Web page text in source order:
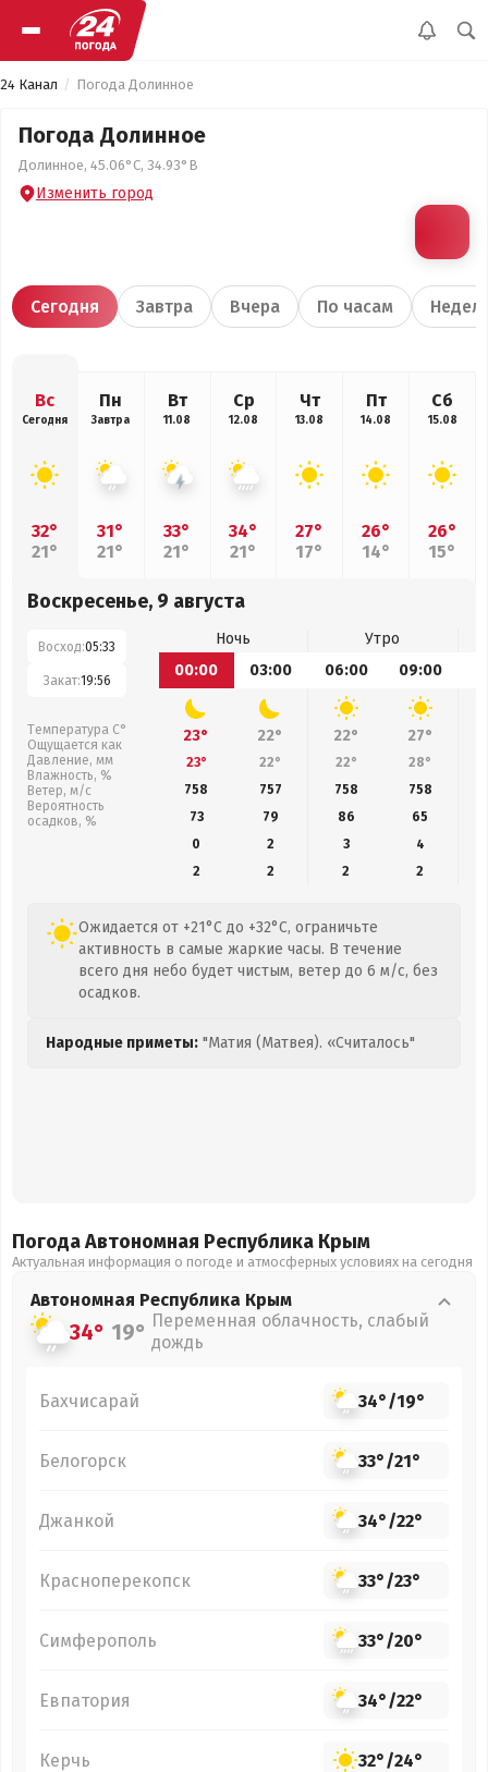
24 Канал Погода Долинное
Погода Долинное
Долинное, 45.06°С, 34.93°В
Изменить город
Сегодня Завтра Вчера По часам
Вс
Сегодня
32°
21°
Пн
Завтра
31°
21°
Вт
11.08
33°
21°
Ср
12.08
34°
21°
Чт
13.08
27°
17°
Пт
14.08
26°
14°
Сб
15.08
26°
15°
Воскресенье, 9 августа
Восход:05:33
Закат:19:56
Температура С°
Ощущается как
Давление, мм
Влажность, %
Ветер, м/с
Вероятность
осадков, %
Ночь
Утро
00:00
03:00 06:00 09:00
23° 22° 22° 27°
23° 22° 22° 28°
758
757 758 758
73
79 86 65
0
2 3
4
2
2 2 2
Ожидается от +21°C до +32°C, ограничьте
активность в самые жаркие часы. В течение
всего дня небо будет чистым, ветер до 6 м/с, без
осадков.
Народные приметы: "Матия (Матвея). «Считалось"
Погода Автономная Республика Крым
Актуальная информация о погоде и атмосферных условиях на сегодня
Автономная Республика Крым
34° 19° Переменная облачность, слабый
дождь
Бахчисарай 34°/19°
Белогорск 33°/21°
Джанкой 34°/22°
Красноперекопск 33°/23°
Симферополь 33°/20°
Евпатория 34°/22°
Керчь 32°/24°